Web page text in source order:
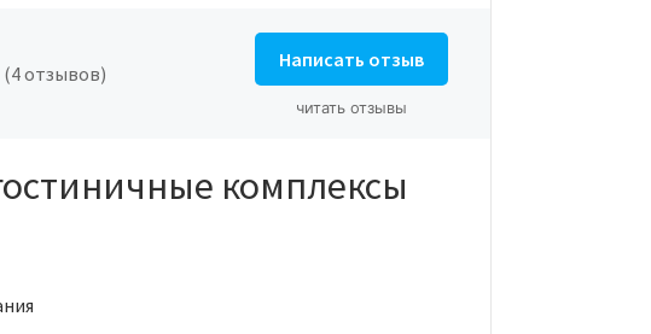
(4 отзывов)
Написать отзыв
читать отзывы
комплексы